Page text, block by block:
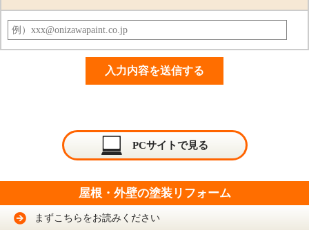
PCサイトで見る
屋根・外壁の塗装リフォーム
まずこちらをお読みください